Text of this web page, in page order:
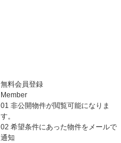
無料会員登録
Member
01 非公開物件が閲覧可能になりま
す。
02 希望条件にあった物件をメールで
通知